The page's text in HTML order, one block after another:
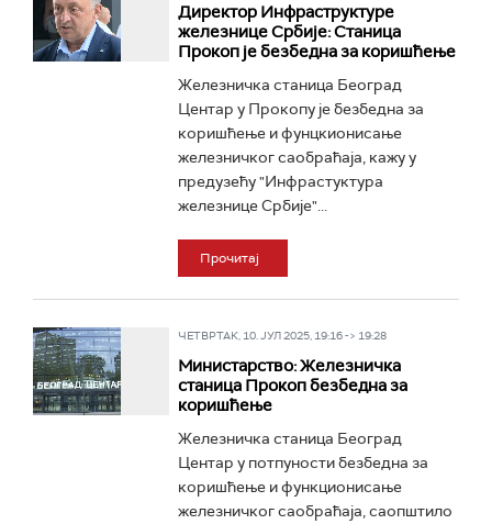
Директор Инфраструктуре
железнице Србије: Станица
Прокоп је безбедна за коришћење
Железничка станица Београд
Центар у Прокопу је безбедна за
коришћење и фунцкионисање
железничког саобраћаја, кажу у
предузећу "Инфрастуктура
железнице Србије"...
Прочитај
ЧЕТВРТАК, 10. ЈУЛ 2025, 19:16 -> 19:28
Министарство: Железничка
станица Прокоп безбедна за
коришћење
Железничка станица Београд
Центар у потпуности безбедна за
коришћење и функционисање
железничког саобраћаја, саопштило